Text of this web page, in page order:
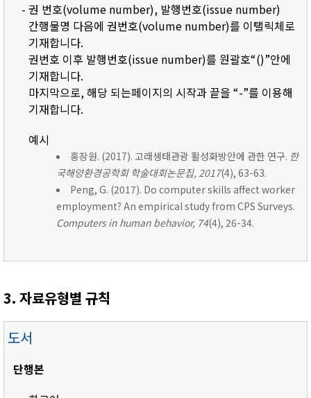
- 권 번호(volume number), 발행번호(issue number)
간행물명 다음에 권번호(volume number)를 이탤릭체로
기재합니다.
권번호 이후 발행번호(issue number)를 원괄호“()”안에
기재합니다.
마지막으로, 해당 되는페이지의 시작과 끝을 “-”를 이용해
기재합니다.
예시
홍장원. (2017). 고래생태관광 활성화방안에 관한 연구. 한
국해양환경공학회 학술대회논문집, 2017(4), 63-63.
Peng, G. (2017). Do computer skills affect worker
employment? An empirical study from CPS Surveys.
Computers in human behavior, 74(4), 26-34.
3. 자료유형별 규칙
도서
단행본